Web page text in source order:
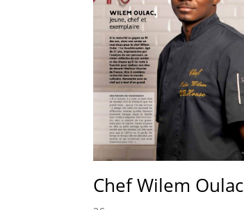
Chef Wilem Oulac